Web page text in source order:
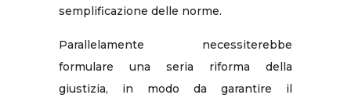
semplificazione delle norme.
Parallelamente necessiterebbe
formulare una seria riforma della
giustizia, in modo da garantire il